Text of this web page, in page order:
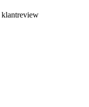
klantreview